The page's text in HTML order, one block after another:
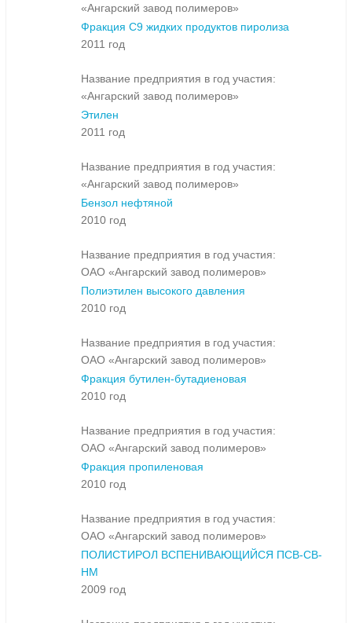
«Ангарский завод полимеров»
Фракция С9 жидких продуктов пиролиза
2011 год
Название предприятия в год участия:
«Ангарский завод полимеров»
Этилен
2011 год
Название предприятия в год участия:
«Ангарский завод полимеров»
Бензол нефтяной
2010 год
Название предприятия в год участия:
ОАО «Ангарский завод полимеров»
Полиэтилен высокого давления
2010 год
Название предприятия в год участия:
ОАО «Ангарский завод полимеров»
Фракция бутилен-бутадиеновая
2010 год
Название предприятия в год участия:
ОАО «Ангарский завод полимеров»
Фракция пропиленовая
2010 год
Название предприятия в год участия:
ОАО «Ангарский завод полимеров»
ПОЛИСТИРОЛ ВСПЕНИВАЮЩИЙСЯ ПСВ-СВ-
НМ
2009 год